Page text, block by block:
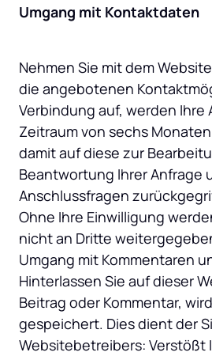
Umgang mit Kontaktdaten
Nehmen Sie mit dem
die angebotenen
Verbindung auf, werden Ihre
Zeitraum von sechs
damit auf diese zur
Beantwortung Ihrer Anfrage
Anschlussfragen
Ohne Ihre Einwilligung
nicht an Dritte
Umgang mit Kommentaren
Hinterlassen Sie auf dieser
Beitrag oder Kommentar,
gespeichert. Dies dient der
Websitebetreibers: Verstößt